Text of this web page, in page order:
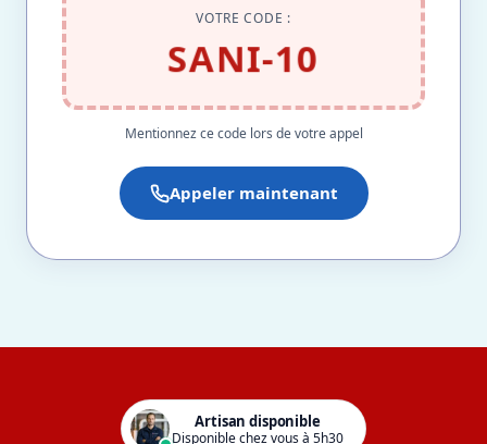
VOTRE CODE :
SANI-10
Mentionnez ce code lors de votre appel
Appeler maintenant
Artisan disponible
Disponible chez vous à 5h30